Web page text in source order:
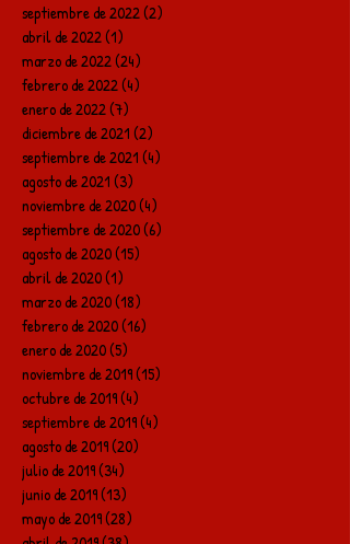
septiembre de 2022(2)
abril de 2022(1)
marzo de 2022(24)
febrero de 2022(4)
enero de 2022(7)
diciembre de 2021(2)
septiembre de 2021(4)
agosto de 2021(3)
noviembre de 2020(4)
septiembre de 2020(6)
agosto de 2020(15)
abril de 2020(1)
marzo de 2020(18)
febrero de 2020(16)
enero de 2020(5)
noviembre de 2019(15)
octubre de 2019(4)
septiembre de 2019(4)
agosto de 2019(20)
julio de 2019(34)
junio de 2019(13)
mayo de 2019(28)